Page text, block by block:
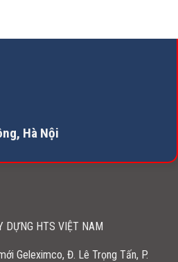
Hà Nội
DỰNG HTS VIỆT NAM
Geleximco, Đ. Lê Trọng Tấn, P.